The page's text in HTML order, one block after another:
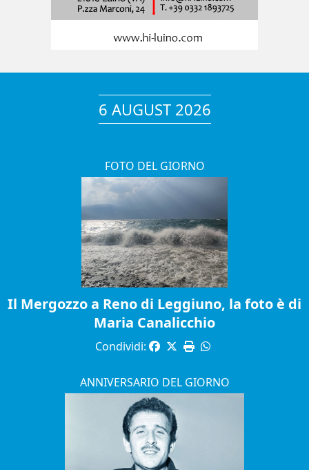
6 AUGUST 2026
FOTO DEL GIORNO
Il Mergozzo a Reno di Leggiuno, la foto è di
Maria Canalicchio
Condividi:
ANNIVERSARIO DEL GIORNO